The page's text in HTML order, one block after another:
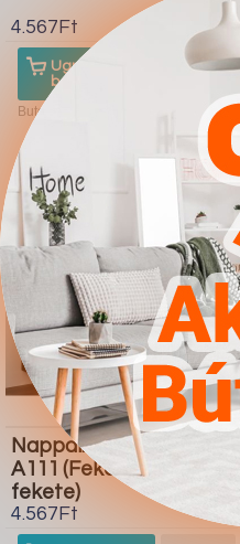
4.567Ft
Ugrás a
boltba
Részletek
Butor1.hu
Nappali szett Charlotte
A111 (Fekete Fényes
fekete)
4.567Ft